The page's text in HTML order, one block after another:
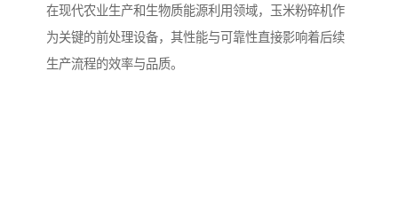
在现代农业生产和生物质能源利用领域，玉米粉碎机作
为关键的前处理设备，其性能与可靠性直接影响着后续
生产流程的效率与品质。